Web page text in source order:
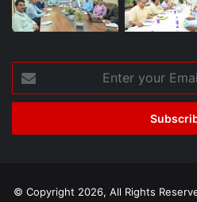
Enter
your
Email
© Copyright 2026, All Rights